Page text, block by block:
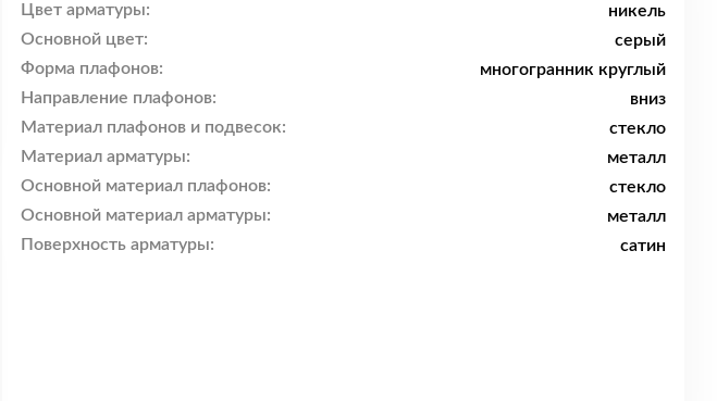
Цвет арматуры:
никель
Основной цвет:
серый
Форма плафонов:
многогранник круглый
Направление плафонов:
вниз
Материал плафонов и подвесок:
стекло
Материал арматуры:
металл
Основной материал плафонов:
стекло
Основной материал арматуры:
металл
Поверхность арматуры:
сатин